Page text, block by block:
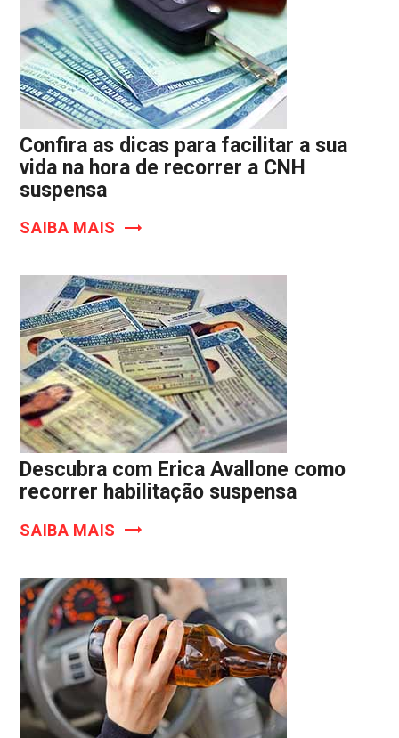
Confira as dicas para facilitar a sua
vida na hora de recorrer a CNH
suspensa
SAIBA MAIS
Descubra com Erica Avallone como
recorrer habilitação suspensa
SAIBA MAIS